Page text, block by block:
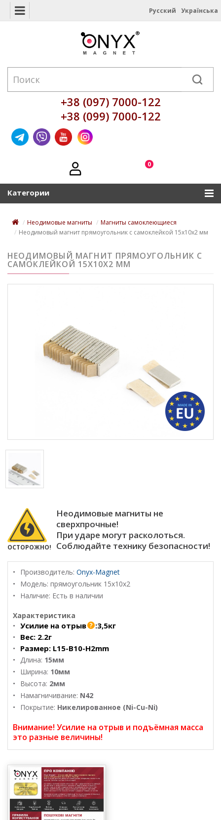
Русский Українська
+38 (097) 7000-122
+38 (099) 7000-122
0
Категории
Неодимовые магниты
Магниты самоклеющиеся
Неодимовый магнит прямоугольник с самоклейкой 15х10х2 мм
НЕОДИМОВЫЙ МАГНИТ ПРЯМОУГОЛЬНИК С
САМОКЛЕЙКОЙ 15Х10Х2 ММ
ОСТОРОЖНО!
Неодимовые магниты не
сверхпрочные!
При ударе могут расколоться.
Соблюдайте технику безопасности!
Производитель: Onyx-Magnet
Модель: прямоугольник 15х10х2
Наличие: Есть в наличии
Характеристика
Усилие на отрыв :3,5кг
Вес: 2.2г
Размер: L15-B10-H2mm
Длина: 15мм
Ширина: 10мм
Высота: 2мм
Намагничивание: N42
Покрытие: Никелированное (Ni-Cu-Ni)
Внимание! Усилие на отрыв и подъёмная масса
это разные величины!